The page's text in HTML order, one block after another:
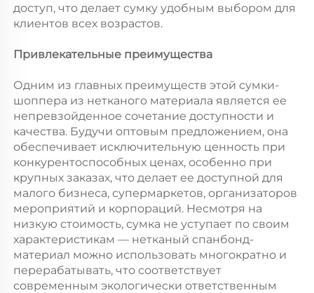
доступ, что делает сумку удобным выбором для
клиентов всех возрастов.
Привлекательные преимущества
Одним из главных преимуществ этой сумки-
шоппера из нетканого материала является ее
непревзойденное сочетание доступности и
качества. Будучи оптовым предложением, она
обеспечивает исключительную ценность при
конкурентоспособных ценах, особенно при
крупных заказах, что делает ее доступной для
малого бизнеса, супермаркетов, организаторов
мероприятий и корпораций. Несмотря на
низкую стоимость, сумка не уступает по своим
характеристикам — нетканый спанбонд-
материал можно использовать многократно и
перерабатывать, что соответствует
современным экологически ответственным